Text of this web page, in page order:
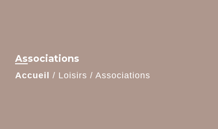
Associations
Accueil / Loisirs / Associations